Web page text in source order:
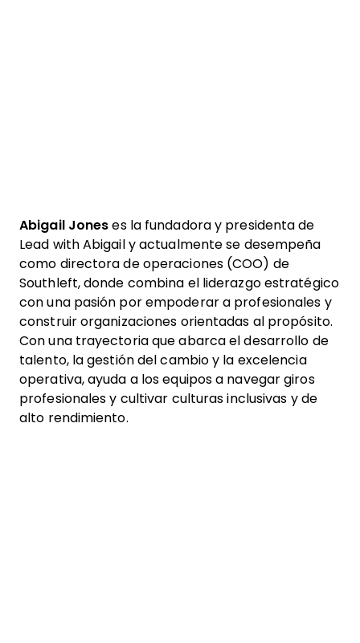
Abigail Jones es la fundadora y presidenta de
Lead with Abigail y actualmente se desempeña
como directora de operaciones (COO) de
Southleft, donde combina el liderazgo estratégico
con una pasión por empoderar a profesionales y
construir organizaciones orientadas al propósito.
Con una trayectoria que abarca el desarrollo de
talento, la gestión del cambio y la excelencia
operativa, ayuda a los equipos a navegar giros
profesionales y cultivar culturas inclusivas y de
alto rendimiento.